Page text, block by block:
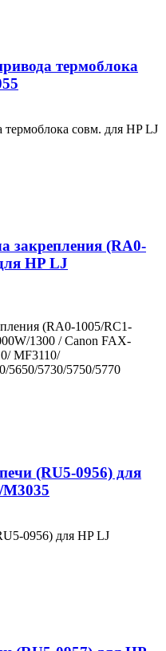
термоблока
совм. для HP LJ
закрепления (RA0-
HP LJ
(RA0-1005/RC1-
1300 / Canon FAX-
MF3110/
5650/5730/5750/5770
(RU5-0956) для
0956) для HP LJ